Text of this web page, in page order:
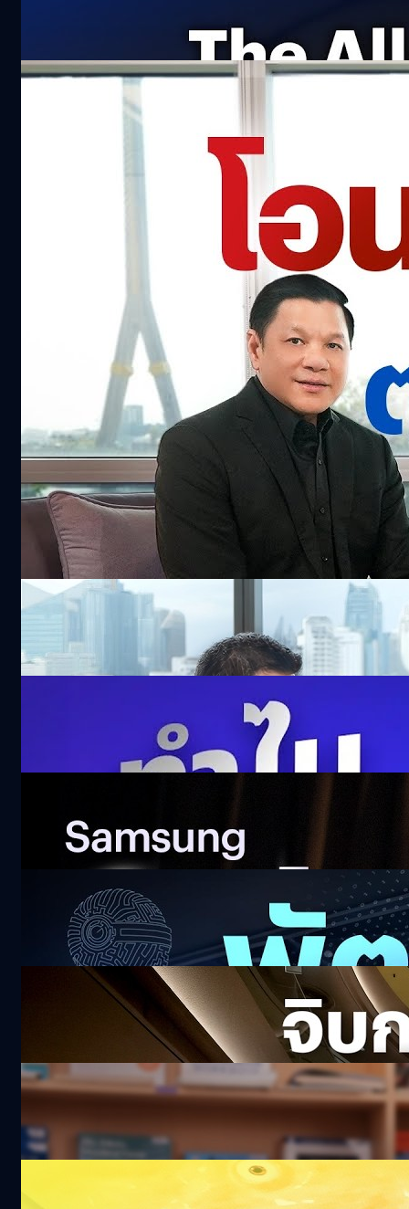
สงครามใหญ่ เศรษฐกิจไทย จะรอดหรือร่วง ? |
BT Recommend
See All
ไทยพร้อม! จัดประชุม 2026 IMF-World Bank
Group Annual Meetings ชี้ชะตาเศรษฐกิจ
โลก-พลิกฟื้นเศรษฐกิจไทย
27.6k views 4 days ago
301.2k views 11 days ago
556.1k views 15 days ago
ไอเดียเด็ด Pitching โหดกับโจทย์สุดหิน ! True
ALPHA 2026
20k views 18 days ago
จิบกาแฟ ถอดวิธีคิด ‘ม.ล.ปีกทอง ทองใหญ่’
128.8k views 22 days ago
BTEC Level 3 วุฒิ ม.ปลาย อินเตอร์ฯ UK เรียน
จบใน 1 ปี
18.3k views 24 days ago
น่ารักไปไหม ! พาทัวร์ดินแดนมินเนี่ยนเปิดใหม่ที่
โลตัสบางนา พร้อม Immersive Screen สุดยิ่ง